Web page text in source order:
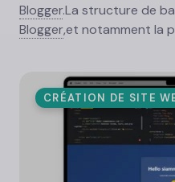
Blogger.La structure de
Blogger,et notamment la
CRÉATION DE SITE